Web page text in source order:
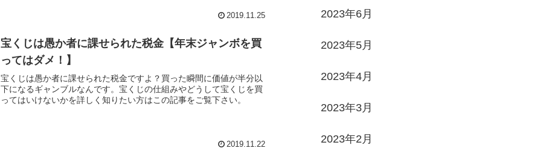
2019.11.25
宝くじは愚か者に課せられた税金【年末ジャンボを買
ってはダメ！】
宝くじは愚か者に課せられた税金ですよ？買った瞬間に価値が半分以
下になるギャンブルなんです。宝くじの仕組みやどうして宝くじを買
ってはいけないかを詳しく知りたい方はこの記事をご覧下さい。
2019.11.22
2023年6月
2023年5月
2023年4月
2023年3月
2023年2月